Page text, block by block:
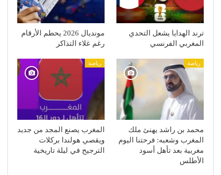
ترند الهدايا يشعل التحدي
المغربي الفرنسي
مونديال 2026 يحطم الأرقام
رغم غلاء التذاكر
رياضة
محمد بن راشد يهنئ ملك
المغرب وشعبه: فرحتنا اليوم
مغربية بعد تأهل أسود
الأطلس
رياضة
المغرب يصنع المجد من جديد
ويقصي هولندا بركلات
الترجيح في ليلة تاريخية